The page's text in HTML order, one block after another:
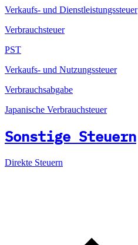
Verkaufs- und Dienstleistungssteuer
Verbrauchsteuer
PST
Verkaufs- und Nutzungssteuer
Verbrauchsabgabe
Japanische Verbrauchsteuer
Sonstige Steuern
Direkte Steuern